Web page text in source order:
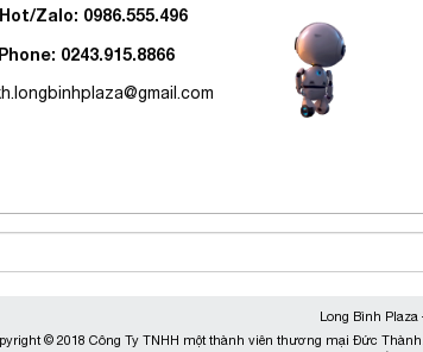
Hot/Zalo: 0986.555.496
Phone: 0243.915.8866
Long Bình
© 2018 Công Ty TNHH một thành viên thương mại Đức